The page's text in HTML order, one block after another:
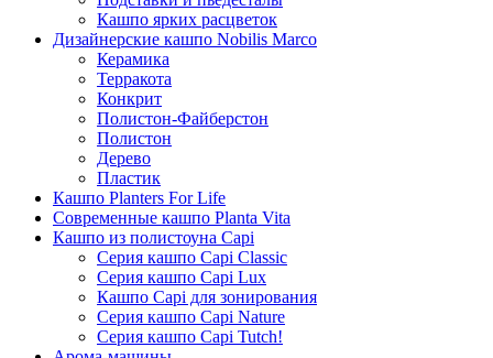
Кашпо ярких расцветок
Дизайнерские кашпо Nobilis Marco
Керамика
Терракота
Конкрит
Полистон-Файберстон
Полистон
Дерево
Пластик
Кашпо Planters For Life
Современные кашпо Planta Vita
Кашпо из полистоуна Capi
Серия кашпо Capi Classic
Серия кашпо Capi Lux
Кашпо Capi для зонирования
Серия кашпо Capi Nature
Серия кашпо Capi Tutch!